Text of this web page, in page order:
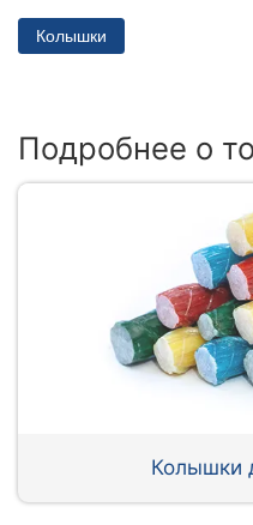
Колышки
Подробнее о
Колышки